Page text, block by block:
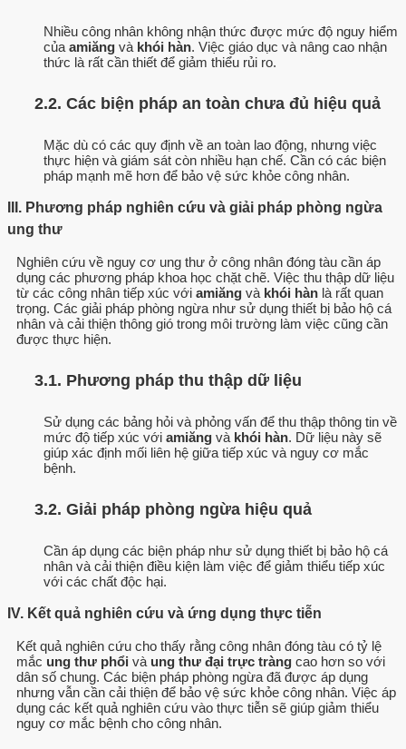
Nhiều công nhân không nhận thức được mức độ nguy hiểm
của amiăng và khói hàn. Việc giáo dục và nâng cao nhận
thức là rất cần thiết để giảm thiểu rủi ro.
2.2. Các biện pháp an toàn chưa đủ hiệu quả
Mặc dù có các quy định về an toàn lao động, nhưng việc
thực hiện và giám sát còn nhiều hạn chế. Cần có các biện
pháp mạnh mẽ hơn để bảo vệ sức khỏe công nhân.
III. Phương pháp nghiên cứu và giải pháp phòng ngừa
ung thư
Nghiên cứu về nguy cơ ung thư ở công nhân đóng tàu cần áp
dụng các phương pháp khoa học chặt chẽ. Việc thu thập dữ liệu
từ các công nhân tiếp xúc với amiăng và khói hàn là rất quan
trọng. Các giải pháp phòng ngừa như sử dụng thiết bị bảo hộ cá
nhân và cải thiện thông gió trong môi trường làm việc cũng cần
được thực hiện.
3.1. Phương pháp thu thập dữ liệu
Sử dụng các bảng hỏi và phỏng vấn để thu thập thông tin về
mức độ tiếp xúc với amiăng và khói hàn. Dữ liệu này sẽ
giúp xác định mối liên hệ giữa tiếp xúc và nguy cơ mắc
bệnh.
3.2. Giải pháp phòng ngừa hiệu quả
Cần áp dụng các biện pháp như sử dụng thiết bị bảo hộ cá
nhân và cải thiện điều kiện làm việc để giảm thiểu tiếp xúc
với các chất độc hại.
IV. Kết quả nghiên cứu và ứng dụng thực tiễn
Kết quả nghiên cứu cho thấy rằng công nhân đóng tàu có tỷ lệ
mắc ung thư phổi và ung thư đại trực tràng cao hơn so với
dân số chung. Các biện pháp phòng ngừa đã được áp dụng
nhưng vẫn cần cải thiện để bảo vệ sức khỏe công nhân. Việc áp
dụng các kết quả nghiên cứu vào thực tiễn sẽ giúp giảm thiểu
nguy cơ mắc bệnh cho công nhân.